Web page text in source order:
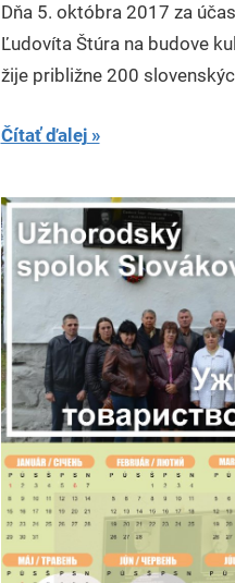
Dňa 5. októbra 2017 za
Ľudovíta Štúra na budove
žije približne 200
Čítať ďalej